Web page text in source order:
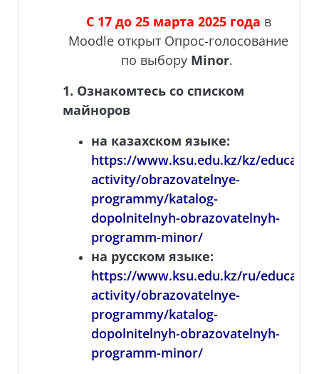
С 17 до 25 марта 2025 года в
Moodle открыт Опрос-голосование
по выбору Minor.
1. Ознакомтесь со списком
майноров
на казахском языке:
https://www.ksu.edu.kz/kz/
activity/obrazovatelnye-
programmy/katalog-
dopolnitelnyh-obrazovatelnyh-
programm-minor/
на русском языке:
https://www.ksu.edu.kz/ru/
activity/obrazovatelnye-
programmy/katalog-
dopolnitelnyh-obrazovatelnyh-
programm-minor/